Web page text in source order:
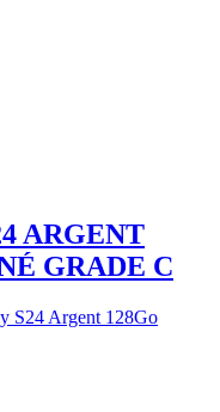
ARGENT
GRADE C